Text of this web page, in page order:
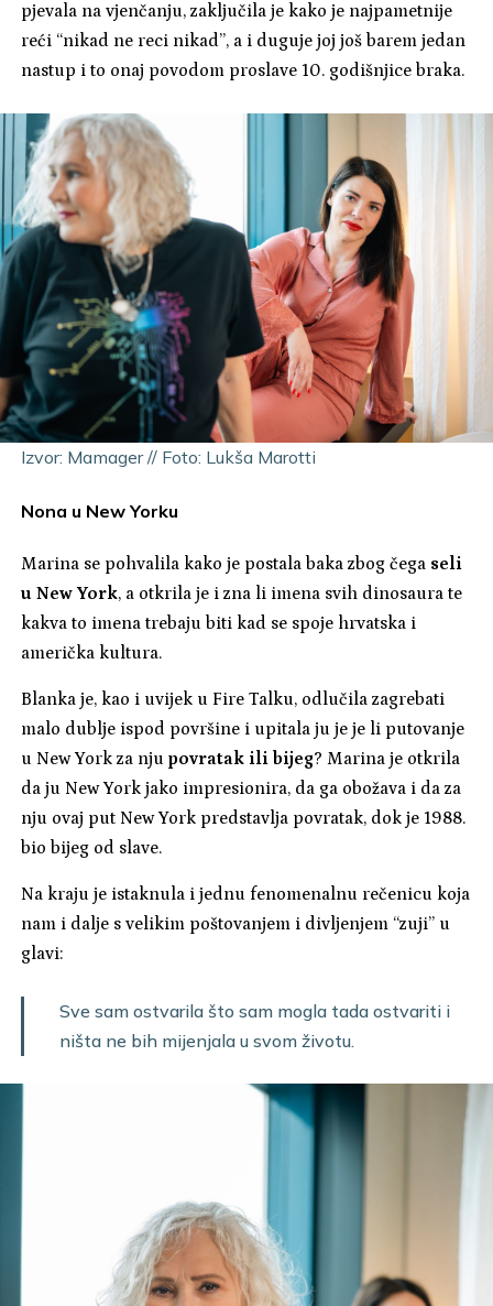
pjevala na vjenčanju, zaključila je kako je najpametnije
reći “nikad ne reci nikad”, a i duguje joj još barem jedan
nastup i to onaj povodom proslave 10. godišnjice braka.
Izvor: Mamager // Foto: Lukša Marotti
Nona u New Yorku
Marina se pohvalila kako je postala baka zbog čega seli
u New York, a otkrila je i zna li imena svih dinosaura te
kakva to imena trebaju biti kad se spoje hrvatska i
američka kultura.
Blanka je, kao i uvijek u Fire Talku, odlučila zagrebati
malo dublje ispod površine i upitala ju je je li putovanje
u New York za njupovratak ili bijeg? Marina je otkrila
da ju New York jako impresionira, da ga obožava i da za
nju ovaj put New York predstavlja povratak, dok je 1988.
bio bijeg od slave.
Na kraju je istaknula i jednu fenomenalnu rečenicu koja
nam i dalje s velikim poštovanjem i divljenjem “zuji” u
glavi:
Sve sam ostvarila što sam mogla tada ostvariti i
ništa ne bih mijenjala u svom životu.